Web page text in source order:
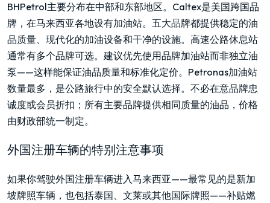
BHPetrol主要分布在中部和东部地区。Caltex是美国跨国品
牌，在马来西亚各地设有加油站。五大品牌都提供稳定的油
品质量、现代化的加油设备和干净的设施。高速公路休息站
通常有多个品牌可选。建议优先使用品牌加油站而非独立油
泵——这样能保证油品质量和标准化定价。Petronas加油站
数量最多，是公路旅行中的安全默认选择。不必在意品牌忠
诚度或会员折扣；所有主要品牌提供相同质量的油品，价格
由财政部统一制定。
外国注册车辆的特别注意事项
如果你驾驶外国注册车辆进入马来西亚——最常见的是新加
坡牌照车辆，也包括泰国、文莱或其他国际牌照——补贴燃